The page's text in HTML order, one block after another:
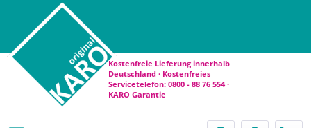
Kostenfreie Lieferung innerhalb
Deutschland · Kostenfreies
Servicetelefon: 0800 - 88 76 554 ·
KARO Garantie